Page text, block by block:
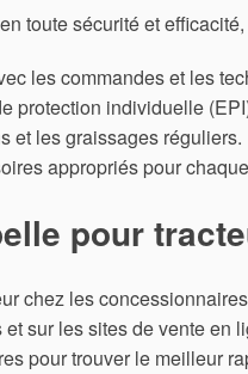
toute sécurité et
les commandes et les
protection individuelle
et les graissages réguliers.
appropriés pour
pour
chez les
sur les sites de vente en
pour trouver le meilleur